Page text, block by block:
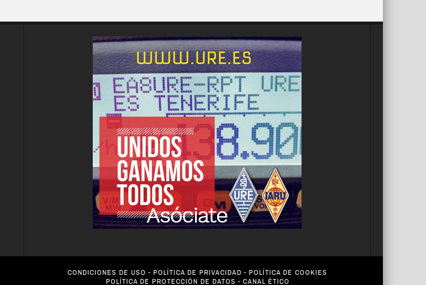
CONDICIONES DE USO - POLÍTICA DE PRIVACIDAD - POLÍTICA DE COOKIES
POLÍTICA DE PROTECCIÓN DE DATOS - CANAL ÉTICO